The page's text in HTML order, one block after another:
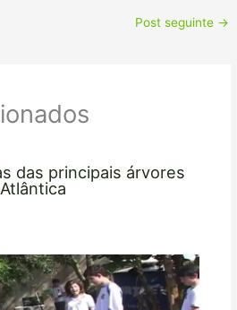
Post seguinte →
das principais árvores